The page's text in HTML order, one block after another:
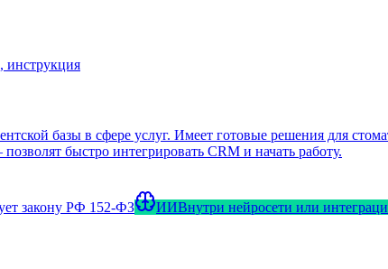
инструкция
базы в сфере услуг. Имеет готовые решения для
быстро интегрировать CRM и начать работу.
закону РФ 152-ФЗ ИИВнутри нейросети или